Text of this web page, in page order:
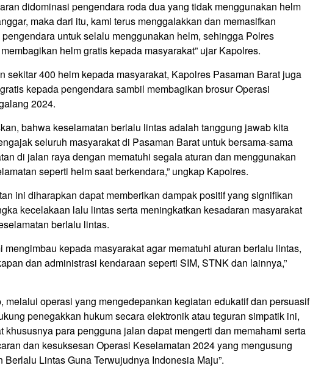
didominasi pengendara roda dua yang tidak menggunakan helm
maka dari itu, kami terus menggalakkan dan memasifkan
untuk selalu menggunakan helm, sehingga Polres
helm gratis kepada masyarakat” ujar Kapolres.
sekitar 400 helm kepada masyarakat, Kapolres Pasaman Barat juga
kepada pengendara sambil membagikan brosur Operasi
2024.
bahwa keselamatan berlalu lintas adalah tanggung jawab kita
seluruh masyarakat di Pasaman Barat untuk bersama-sama
di jalan raya dengan mematuhi segala aturan dan menggunakan
seperti helm saat berkendara,” ungkap Kapolres.
ini diharapkan dapat memberikan dampak positif yang signifikan
kecelakaan lalu lintas serta meningkatkan kesadaran masyarakat
berlalu lintas.
mengimbau kepada masyarakat agar mematuhi aturan berlalu lintas,
dan administrasi kendaraan seperti SIM, STNK dan lainnya,”
melalui operasi yang mengedepankan kegiatan edukatif dan persuasif
penegakkan hukum secara elektronik atau teguran simpatik ini,
khususnya para pengguna jalan dapat mengerti dan memahami serta
dan kesuksesan Operasi Keselamatan 2024 yang mengusung
Berlalu Lintas Guna Terwujudnya Indonesia Maju”.